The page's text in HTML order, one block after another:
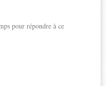
pour répondre à ce